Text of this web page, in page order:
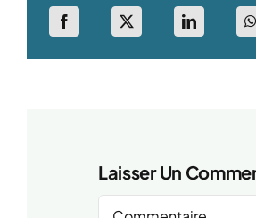
Laisser Un
Comment